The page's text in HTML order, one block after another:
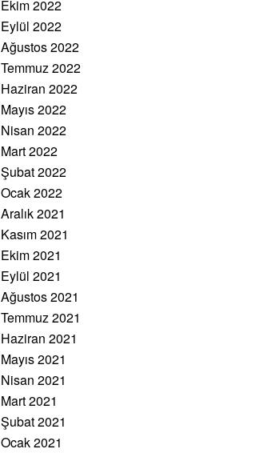
Ekim 2022
Eylül 2022
Ağustos 2022
Temmuz 2022
Haziran 2022
Mayıs 2022
Nisan 2022
Mart 2022
Şubat 2022
Ocak 2022
Aralık 2021
Kasım 2021
Ekim 2021
Eylül 2021
Ağustos 2021
Temmuz 2021
Haziran 2021
Mayıs 2021
Nisan 2021
Mart 2021
Şubat 2021
Ocak 2021